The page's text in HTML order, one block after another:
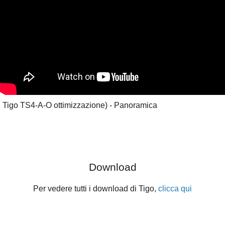
Tigo TS4-A-O ottimizzazione) - Panoramica
Download
Per vedere tutti i download di Tigo, clicca qui